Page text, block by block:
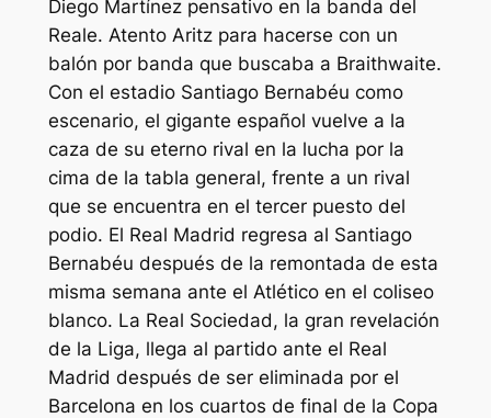
Diego Martínez pensativo en la banda del
Reale. Atento Aritz para hacerse con un
balón por banda que buscaba a Braithwaite.
Con el estadio Santiago Bernabéu como
escenario, el gigante español vuelve a la
caza de su eterno rival en la lucha por la
cima de la tabla general, frente a un rival
que se encuentra en el tercer puesto del
podio. El Real Madrid regresa al Santiago
Bernabéu después de la remontada de esta
misma semana ante el Atlético en el coliseo
blanco. La Real Sociedad, la gran revelación
de la Liga, llega al partido ante el Real
Madrid después de ser eliminada por el
Barcelona en los cuartos de final de la Copa